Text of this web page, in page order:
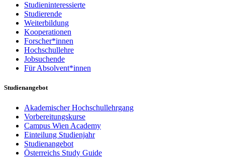
Studieninteressierte
Studierende
Weiterbildung
Kooperationen
Forscher*innen
Hochschullehre
Jobsuchende
Für Absolvent*innen
Studienangebot
Akademischer Hochschullehrgang
Vorbereitungskurse
Campus Wien Academy
Einteilung Studienjahr
Studienangebot
Österreichs Study Guide